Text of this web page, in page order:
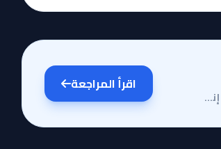
هل تساءلت يوماً ما هو الثمن الحقيقي للحرية في عالم يصر على تجريدك من إنسانيتك؟ إن الموسم الثاني من أ...
اقرأ المراجعة